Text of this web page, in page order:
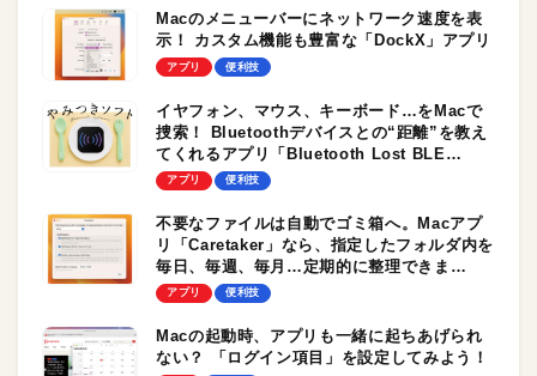
Macのメニューバーにネットワーク速度を表
示！ カスタム機能も豊富な「DockX」アプリ
アプリ 便利技
イヤフォン、マウス、キーボード…をMacで
捜索！ Bluetoothデバイスとの“距離”を教え
てくれるアプリ「Bluetooth Lost BLE
Finder」
アプリ 便利技
不要なファイルは自動でゴミ箱へ。Macアプ
リ「Caretaker」なら、指定したフォルダ内を
毎日、毎週、毎月…定期的に整理できま
す
アプリ 便利技
Macの起動時、アプリも一緒に起ちあげられ
ない？ 「ログイン項目」を設定してみよう！